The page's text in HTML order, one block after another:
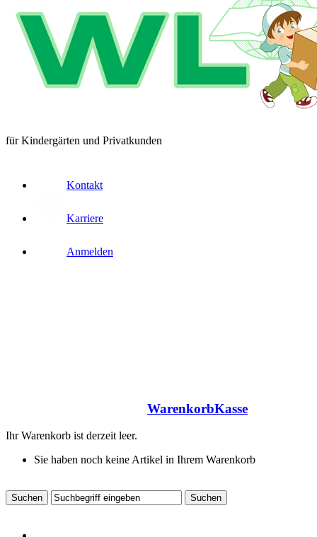
für Kindergärten und Privatkunden
Kontakt
Karriere
Anmelden
WarenkorbKasse
Ihr Warenkorb ist derzeit leer.
Sie haben noch keine Artikel in Ihrem Warenkorb